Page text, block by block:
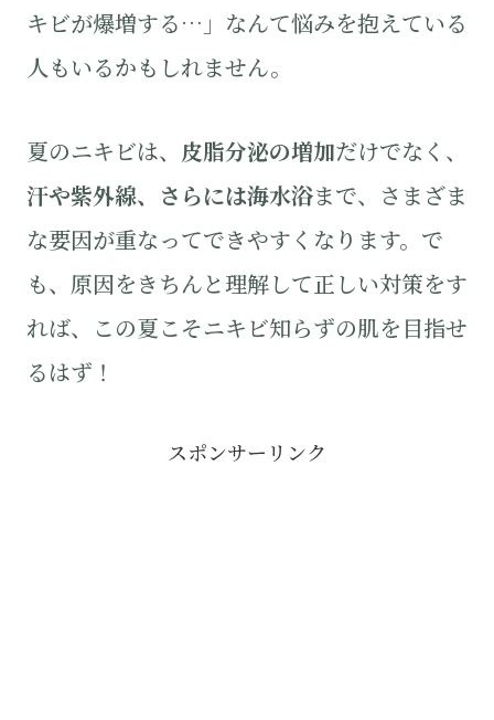
キビが爆増する…」なんて悩みを抱えている
人もいるかもしれません。
夏のニキビは、 皮脂分泌の増加だけでなく、
汗や紫外線、さらには海水浴まで、さまざま
な要因が重なってできやすくなります。で
も、原因をきちんと理解して正しい対策をす
れば、この夏こそニキビ知らずの肌を目指せ
るはず！
スポンサーリンク